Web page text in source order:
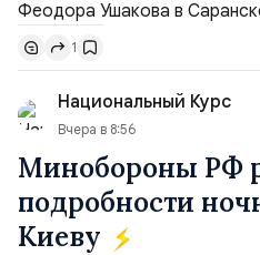
Балтийским флотом ВМФ
гг.);Адмирал Владимир
командующий
(1998–2002 г...
1
Национальный Курс
Вчера в 8:56
Минобороны РФ
подробности
Киеву